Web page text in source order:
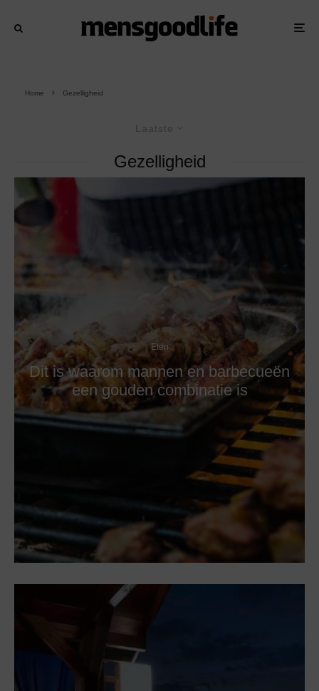
Home Gezelligheid
Laatste
Gezelligheid
Eten
Dit is waarom mannen en barbecueën
een gouden combinatie is